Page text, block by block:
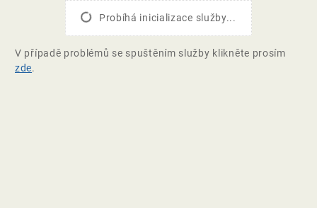
Probíhá inicializace služby...
V případě problémů se spuštěním služby klikněte prosím
zde.